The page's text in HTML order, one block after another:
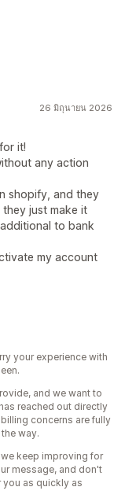
26 มิถุนายน 2026
it!
any action
shopify, and they
just make it
to bank
my account
your experience with
and we want to
reached out directly
concerns are fully
way.
keep improving for
message, and don't
as quickly as